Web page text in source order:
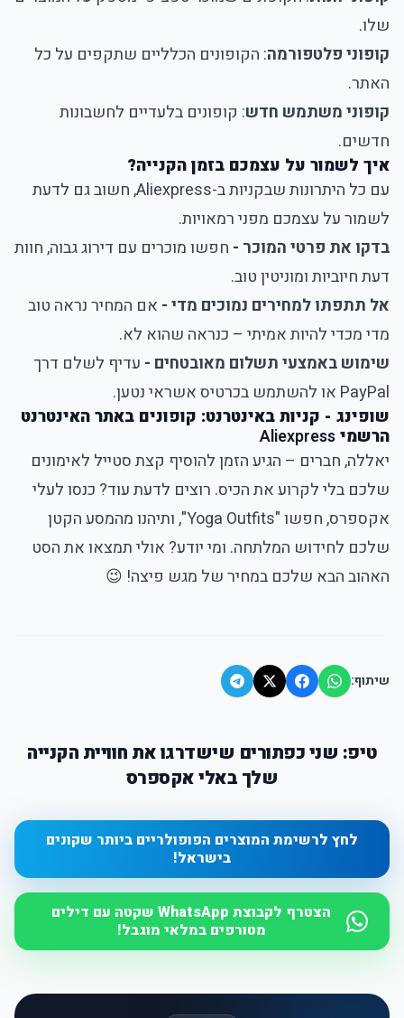
שלו.
קופוני פלטפורמה: הקופונים הכלליים שתקפים על כל
האתר.
קופוני משתמש חדש: קופונים בלעדיים לחשבונות
חדשים.
איך לשמור על עצמכם בזמן הקנייה?
עם כל היתרונות שבקניות ב-Aliexpress, חשוב גם לדעת
לשמור על עצמכם מפני רמאויות.
בדקו את פרטי המוכר - חפשו מוכרים עם דירוג גבוה, חוות
דעת חיוביות ומוניטין טוב.
אל תתפתו למחירים נמוכים מדי - אם המחיר נראה טוב
מדי מכדי להיות אמיתי – כנראה שהוא לא.
שימוש באמצעי תשלום מאובטחים - עדיף לשלם דרך
PayPal או להשתמש בכרטיס אשראי נטען.
שופינג - קניות באינטרנט: קופונים באתר האינטרנט
הרשמיAliexpress
יאללה, חברים – הגיע הזמן להוסיף קצת סטייל לאימונים
שלכם בלי לקרוע את הכיס. רוצים לדעת עוד? כנסו לעלי
אקספרס, חפשו "Yoga Outfits", ותיהנו מהמסע הקטן
שלכם לחידוש המלתחה. ומי יודע? אולי תמצאו את הסט
האהוב הבא שלכם במחיר של מגש פיצה! 😉
שיתוף:
טיפ: שני כפתורים שישדרגו את חוויית הקנייה
שלך באלי אקספרס
לחץ לרשימת המוצרים הפופולריים ביותר שקונים
בישראל!
הצטרף לקבוצת WhatsApp שקטה עם דילים
מטורפים במלאי מוגבל!